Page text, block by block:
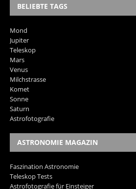
BELIEBTE TAGS
Mond
Jupiter
Teleskop
Mars
Venus
Milchstrasse
Komet
Sonne
Saturn
Astrofotografie
ASTRONOMIE MAGAZIN
Faszination Astronomie
Teleskop Tests
Astrofotografie für Einsteiger